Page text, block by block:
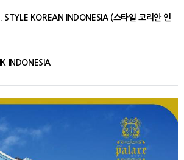
STYLE KOREAN INDONESIA (스타일 코리안 인
INDONESIA